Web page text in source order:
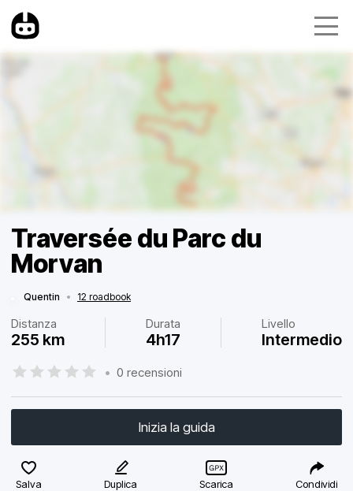
Traversée du Parc du
Morvan
Quentin • 12 roadbook
Distanza
255 km
Durata
4h17
Livello
Intermedio
• 0 recensioni
Inizia la guida
Salva Duplica Scarica Condividi